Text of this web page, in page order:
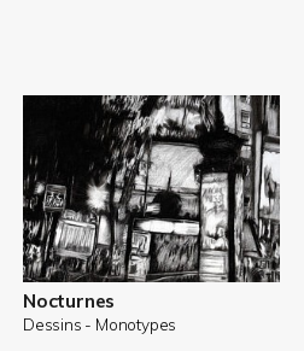
Nocturnes
Dessins - Monotypes